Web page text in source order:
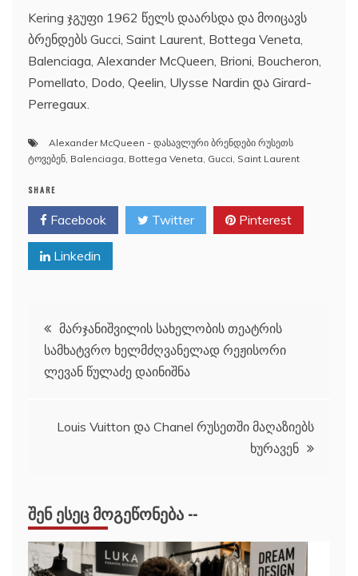
Kering ჯგუფი 1962 წელს დაარსდა და მოიცავს
ბრენდებს Gucci, Saint Laurent, Bottega Veneta,
Balenciaga, Alexander McQueen, Brioni, Boucheron,
Pomellato, Dodo, Qeelin, Ulysse Nardin და Girard-
Perregaux.
Alexander McQueen - დასავლური ბრენდები რუსეთს
ტოვებენ Balenciaga Bottega Veneta Gucci Saint Laurent
SHARE
Facebook Twitter Pinterest
Linkedin
პოსტის
ნავიგაცია
მარჯანიშვილის სახელობის თეატრის
სამხატვრო ხელმძღვანელად რეჟისორი
ლევან წულაძე დაინიშნა
Louis Vuitton და Chanel რუსეთში მაღაზიებს
ხურავენ
ᲨᲔᲜ ᲔᲡᲔᲪ ᲛᲝᲒᲔᲬᲝᲜᲔᲑᲐ --